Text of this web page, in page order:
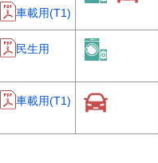
車載用(T1)
民生用
車載用(T1)